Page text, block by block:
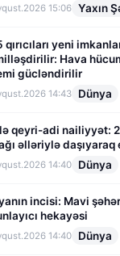
15:06 Yaxın
qırıcıları yeni
Hava
gücləndirilir
14:43 Dünya
qeyri-adi nailiyyət:
əlləriylə
14:40 Dünya
incisi: Mavi
hekayəsi
14:40 Dünya